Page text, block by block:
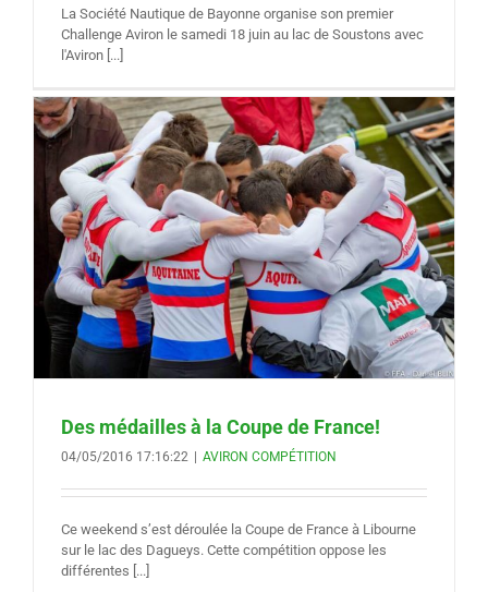
La Société Nautique de Bayonne organise son premier
Challenge Aviron le samedi 18 juin au lac de Soustons avec
l'Aviron [...]
Des médailles à la Coupe de France!
04/05/2016 17:16:22 | AVIRON COMPÉTITION
Ce weekend s’est déroulée la Coupe de France à Libourne
sur le lac des Dagueys. Cette compétition oppose les
différentes [...]